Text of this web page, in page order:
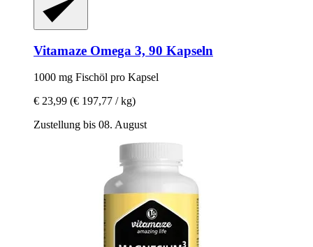
Vitamaze Omega 3, 90 Kapseln
1000 mg Fischöl pro Kapsel
€ 23,99 (€ 197,77 / kg)
Zustellung bis 08. August